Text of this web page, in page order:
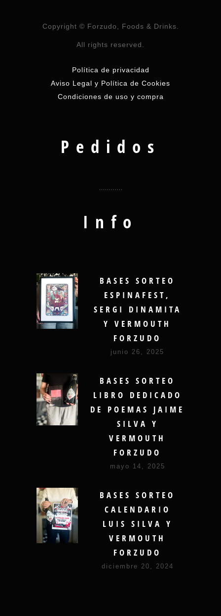
Copyright © Forzudo, Foods & Drinks.
All rights reserved.
Política de privacidad
Aviso Legal y Política de Cookies
Condiciones de uso y compra
Pedidos
Info
BASES SORTEO
ESPINAFEST,
SERGI DINAMITA
Y VERMOUTH
FORZUDO
junio 26, 2025
BASES SORTEO
LIBRO DEDICADO
DE POEMAS JAIME
SILVA Y
VERMOUTH
FORZUDO
mayo 14, 2025
BASES SORTEO
CALENDARIO
LUIS SILVA Y
VERMOUTH
FORZUDO
diciembre 20, 2024